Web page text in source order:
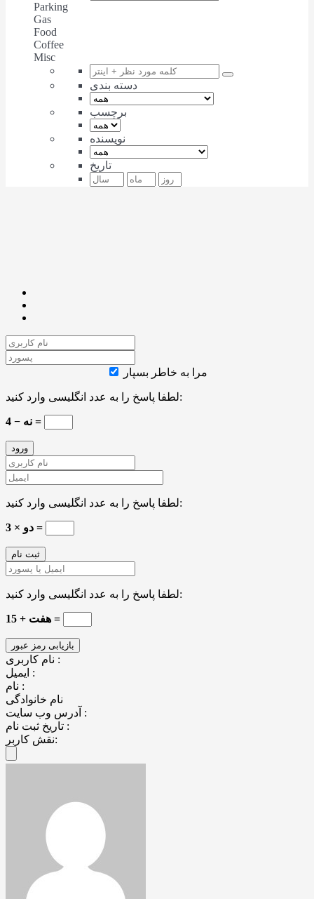
Parking
Gas
Food
Coffee
Misc
دسته بندی
برچسب
نویسنده
تاریخ
مرا به خاطر بسپار
لطفا پاسخ را به عدد انگلیسی وارد کنید:
نه − 4 =
لطفا پاسخ را به عدد انگلیسی وارد کنید:
دو × 3 =
لطفا پاسخ را به عدد انگلیسی وارد کنید:
هفت + 15 =
نام کاربری :
ایمیل :
نام :
نام خانوادگی
آدرس وب سایت :
تاریخ ثبت نام :
نقش کاربر: